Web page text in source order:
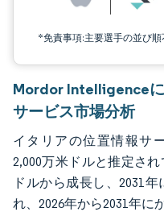
*免責事項:主要選手の並び順
Mordor Intelligence
サービス市場分析
イタリアの位置情報サ
2,000万米ドルと推定さ
ドルから成長し、2031
れ、2026年から2031年に